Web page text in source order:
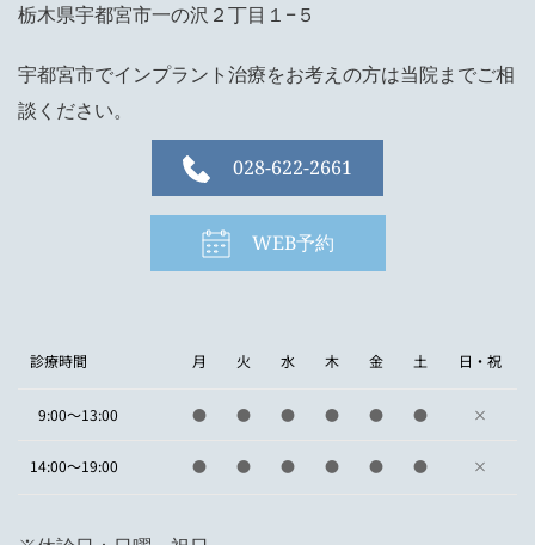
栃木県宇都宮市一の沢２丁目１−５
宇都宮市でインプラント治療をお考えの方は当院までご相
談ください。
028-622-2661
WEB予約
診療時間 月 火 水 木 金 土 日・祝
9:00～13:00 ● ● ● ● ● ● ×
14:00～19:00 ● ● ● ● ● ● ×